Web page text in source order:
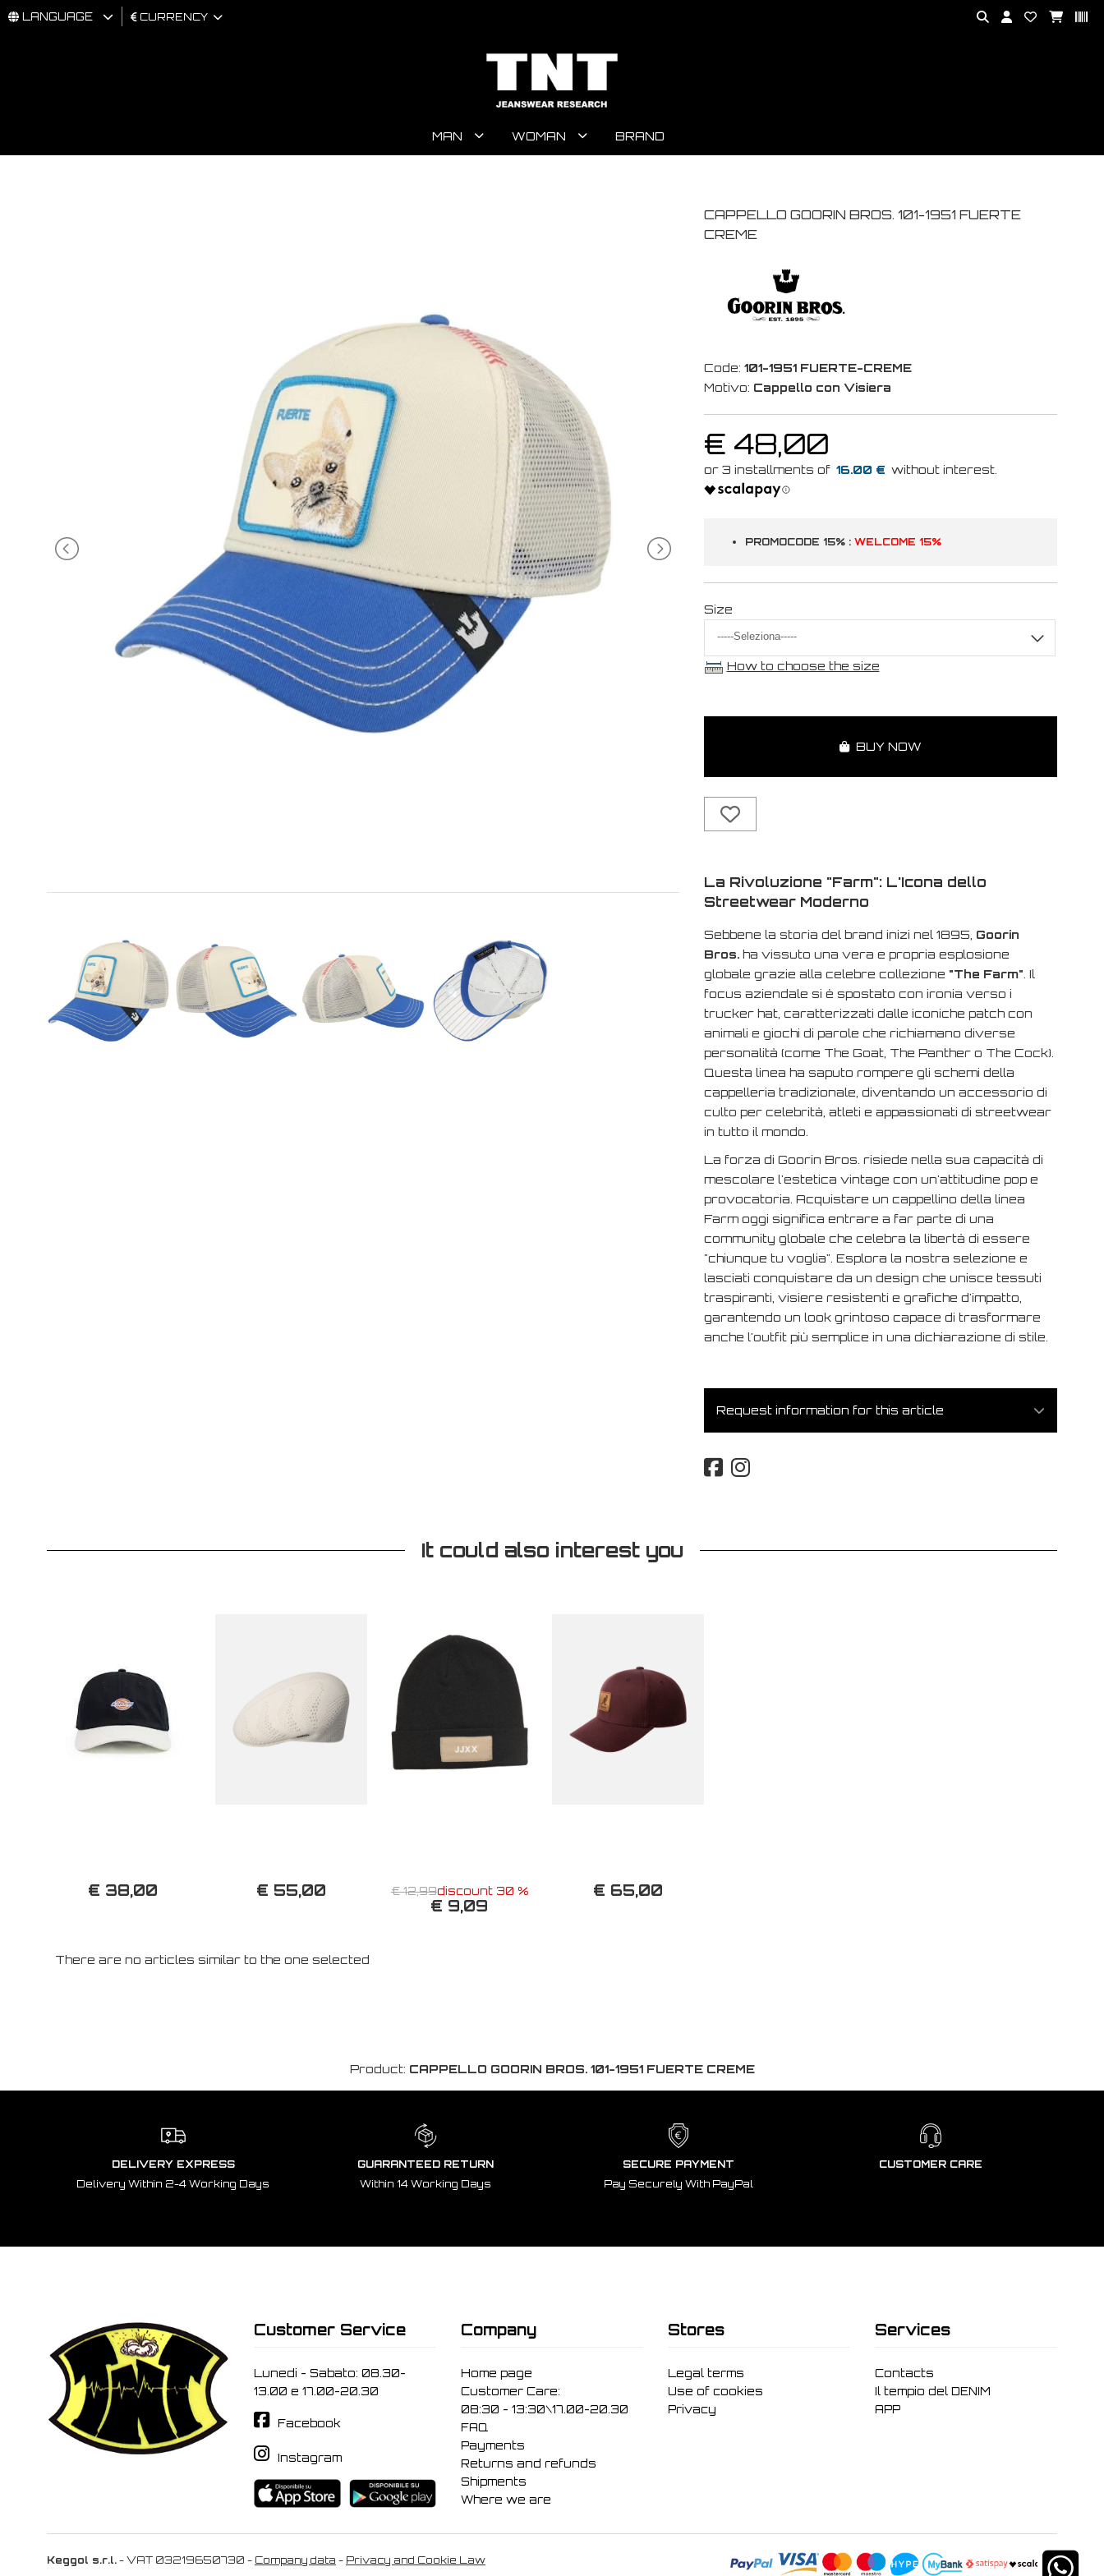
LANGUAGE CURRENCY
MAN WOMAN BRAND
CAPPELLO GOORIN BROS. 101-1951 FUERTE
CREME
Code: 101-1951 FUERTE-CREME
Motivo: Cappello con Visiera
€ 48,00
16.00 €
PROMOCODE 15% : WELCOME 15%
Size
How to choose the size
BUY NOW
La Rivoluzione "Farm": L'Icona dello
Streetwear Moderno
Sebbene la storia del brand inizi nel 1895, Goorin
Bros.ha vissuto una vera e propria esplosione
globale grazie alla celebre collezione "The Farm". Il
focus aziendale si è spostato con ironia verso i
trucker hat, caratterizzati dalle iconiche patch con
animali e giochi di parole che richiamano diverse
personalità (come The Goat, The Panthero The Cock).
Questa linea ha saputo rompere gli schemi della
cappelleria tradizionale, diventando un accessorio di
culto per celebrità, atleti e appassionati di streetwear
in tutto il mondo.
La forza di Goorin Bros. risiede nella sua capacità di
mescolare l'estetica vintage con un'attitudine pop e
provocatoria. Acquistare un cappellino della linea
Farm oggi significa entrare a far parte di una
community globale che celebra la libertà di essere
"chiunque tu voglia". Esplora la nostra selezione e
lasciati conquistare da un design che unisce tessuti
traspiranti, visiere resistenti e grafiche d'impatto,
garantendo un look grintoso capace di trasformare
anche l'outfit più semplice in una dichiarazione di stile.
Request information for this article
It could also interest you
€ 38,00 € 55,00 € 12,99discount 30 %
€ 9,09
€ 65,00
There are no articles similar to the one selected
Product: CAPPELLO GOORIN BROS. 101-1951 FUERTE CREME
DELIVERY EXPRESS
Delivery Within 2-4 Working Days
GUARANTEED RETURN
Within 14 Working Days
SECURE PAYMENT
Pay Securely With PayPal
CUSTOMER CARE
Customer Service
Lunedi - Sabato: 08.30-
13.00 e 17.00-20.30
Facebook
Instagram
Company
Home page
Customer Care:
08:30 - 13:30\17.00-20.30
FAQ
Payments
Returns and refunds
Shipments
Where we are
Stores
Legal terms
Use of cookies
Privacy
Services
Contacts
Il tempio del DENIM
APP
Keggol s.r.l. - VAT 03219650730 - Company data - Privacy and Cookie Law